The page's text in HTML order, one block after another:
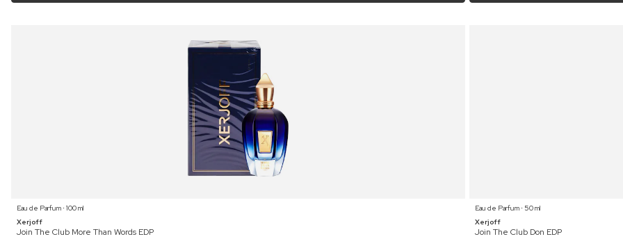
Eau de Parfum ⋅ 100 ml
Xerjoff
Join The Club More Than Words EDP
Eau de Parfum ⋅ 50 ml
Xerjoff
Join The Club Don EDP